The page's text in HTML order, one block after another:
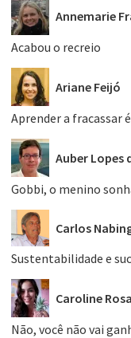
Annemarie
Acabou o recreio
Ariane Feijó
Aprender a fracassar
Auber Lopes
Gobbi, o menino
Carlos
Sustentabilidade e
Caroline Rosa
Não, você não vai